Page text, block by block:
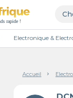
Electronique &
Accueil